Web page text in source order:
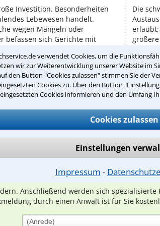
verwendet Cookies, um die
wir zur Weiterentwicklung unserer Website im
den Button "Cookies zulassen" stimmen Sie der
Cookies zu. Über den Button
eingesetzten Cookies informieren und den Umfang
Cookies zulassen
Einstellungen
Impressum ⁃
Investition. Besonderheiten
Lebewesen handelt.
wegen Mängeln oder
befassen sich Gerichte mit
Die
Teste Dein
Anschließend werden sich
durch einen Anwalt ist für Sie
(Anrede)